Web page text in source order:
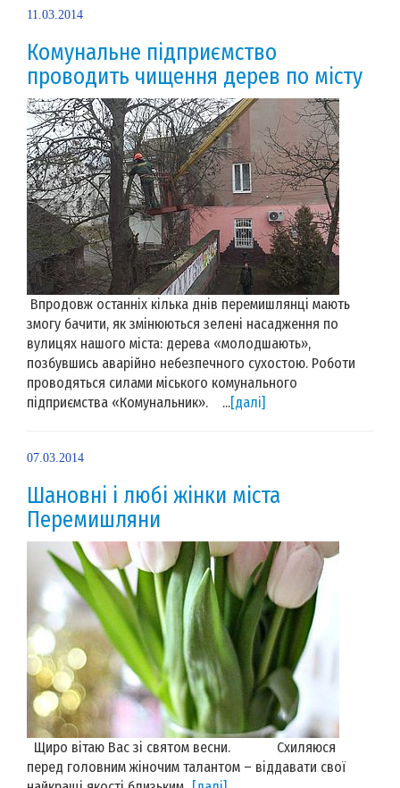
11.03.2014
Комунальне підприємство
проводить чищення дерев по місту
Впродовж останніх кілька днів перемишлянці мають
змогу бачити, як змінюються зелені насадження по
вулицях нашого міста: дерева «молодшають»,
позбувшись аварійно небезпечного сухостою. Роботи
проводяться силами міського комунального
підприємства «Комунальник». ...[далі]
07.03.2014
Шановні і любі жінки міста
Перемишляни
Щиро вітаю Вас зі святом весни. Схиляюся
перед головним жіночим талантом – віддавати свої